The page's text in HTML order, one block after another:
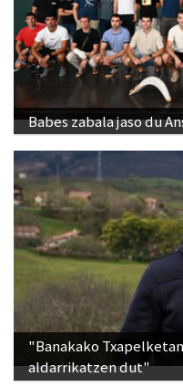
Babes zabala jaso du
"Banakako
aldarrikatzen dut"